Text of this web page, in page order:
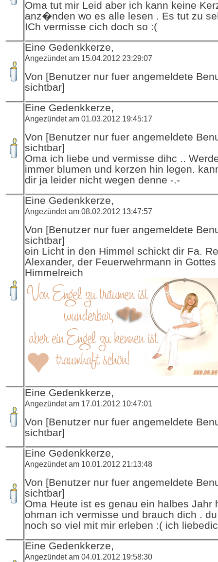
Oma tut mir Leid aber ich kann keine
anz�nden wo es alle lesen . Es tut zu
ICh vermisse cich doch so :(
Eine Gedenkkerze,
Angezündet am 15.04.2012 23:29:07
Von [Benutzer nur fuer angemeldete
sichtbar]
Eine Gedenkkerze,
Angezündet am 01.03.2012 19:45:17
Von [Benutzer nur fuer angemeldete
sichtbar]
Oma ich liebe und vermisse dihc ..
immer blumen und kerzen hin legen.
dir ja leider nicht wegen denne -.-
Eine Gedenkkerze,
Angezündet am 08.02.2012 13:47:57
Von [Benutzer nur fuer angemeldete
sichtbar]
ein Licht in den Himmel schickt dir Fa.
Alexander, der Feuerwehrmann in Gottes
Himmelreich
Eine Gedenkkerze,
Angezündet am 17.01.2012 10:47:01
Von [Benutzer nur fuer angemeldete
sichtbar]
Eine Gedenkkerze,
Angezündet am 10.01.2012 21:13:48
Von [Benutzer nur fuer angemeldete
sichtbar]
Oma Heute ist es genau ein halbes Jahr
ohman ich vermisse und brauch dich .
noch so viel mit mir erleben :( ich
Eine Gedenkkerze,
Angezündet am 04.01.2012 19:58:30